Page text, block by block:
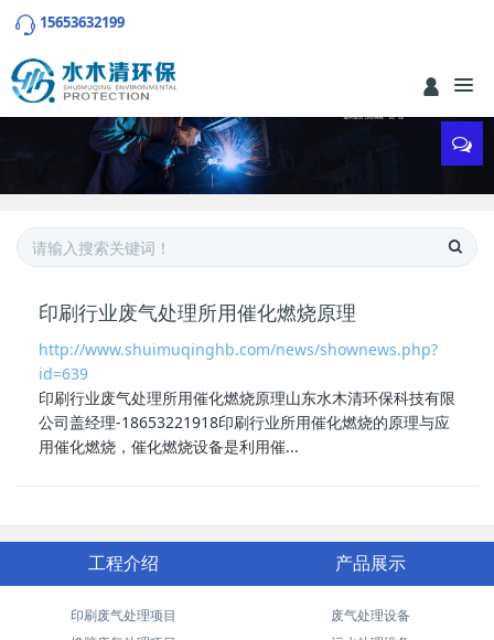
15653632199
印刷行业废气处理所用催化燃烧原理
http://www.shuimuqinghb.com/news/shownews.php?
id=639
印刷行业废气处理所用催化燃烧原理山东水木清环保科技有限
公司盖经理-18653221918印刷行业所用催化燃烧的原理与应
用催化燃烧，催化燃烧设备是利用催...
工程介绍
印刷废气处理项目
产品展示
废气处理设备